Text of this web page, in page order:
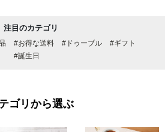
注目のカテゴリ
#お得な送料 #ドゥーブル
#ギフト
#誕生日
ゴリから選ぶ